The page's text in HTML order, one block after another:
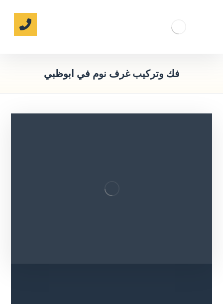
فك وتركيب غرف نوم في ابوظبي